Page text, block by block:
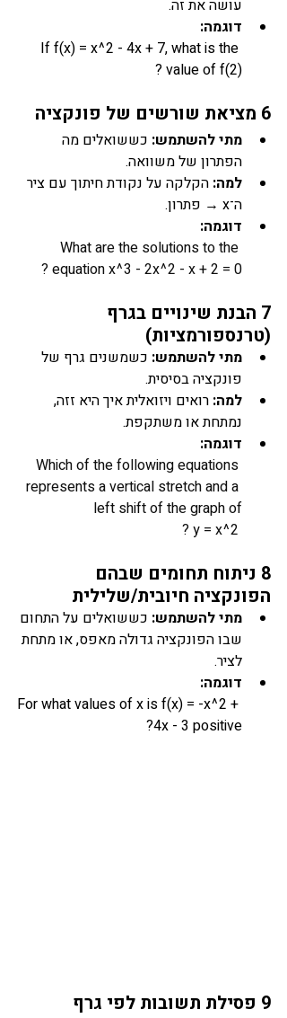
עושה את זה.
דוגמה:
If f(x) = x^2 - 4x + 7, what is the
value of f(2) ?
6 מציאת שורשים של פונקציה
מתי להשתמש: כששואלים מה
הפתרון של משוואה.
למה: הקלקה על נקודת חיתוך עם ציר
ה־x → פתרון.
דוגמה:
What are the solutions to the
equation x^3 - 2x^2 - x + 2 = 0 ?
7 הבנת שינויים בגרף
(טרנספורמציות)
מתי להשתמש: כשמשנים גרף של
פונקציה בסיסית.
למה: רואים ויזואלית איך היא זזה,
נמתחת או משתקפת.
דוגמה:
Which of the following equations
represents a vertical stretch and a
left shift of the graph of
8 ניתוח תחומים שבהם
הפונקציה חיובית/שלילית
מתי להשתמש: כששואלים על התחום
שבו הפונקציה גדולה מאפס, או מתחת
לציר.
דוגמה:
For what values of x is f(x) = -x^2 +
4x - 3 positive?
9 פסילת תשובות לפי גרף